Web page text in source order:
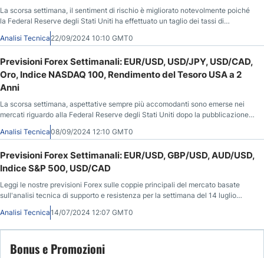
La scorsa settimana, il sentiment di rischio è migliorato notevolmente poiché
la Federal Reserve degli Stati Uniti ha effettuato un taglio dei tassi di
interesse di mezzo punto, promettendo ulteriori 50 punti base di riduzione
entro il 2025. L'oro e l'indice S&P 500 hanno chiuso la settimana
Analisi Tecnica 22/09/2024 10:10 GMT0
Previsioni Forex Settimanali: EUR/USD, USD/JPY, USD/CAD,
Oro, Indice NASDAQ 100, Rendimento del Tesoro USA a 2
Anni
La scorsa settimana, aspettative sempre più accomodanti sono emerse nei
mercati riguardo alla Federal Reserve degli Stati Uniti dopo la pubblicazione
di dati relativamente deboli sui salari non agricoli venerdì. Durante tutta la
settimana si sono intensificate le paure di un atterraggio brusco per
forte.
Analisi Tecnica08/09/2024 12:10 GMT0
Previsioni Forex Settimanali: EUR/USD, GBP/USD, AUD/USD,
Indice S&P 500, USD/CAD
Leggi le nostre previsioni Forex sulle coppie principali del mercato basate
sull'analisi tecnica di supporto e resistenza per la settimana del 14 luglio
Analisi Tecnica14/07/2024 12:07 GMT0
Bonus e Promozioni